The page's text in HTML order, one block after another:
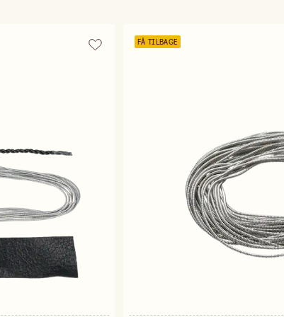
FÅ TILBAGE